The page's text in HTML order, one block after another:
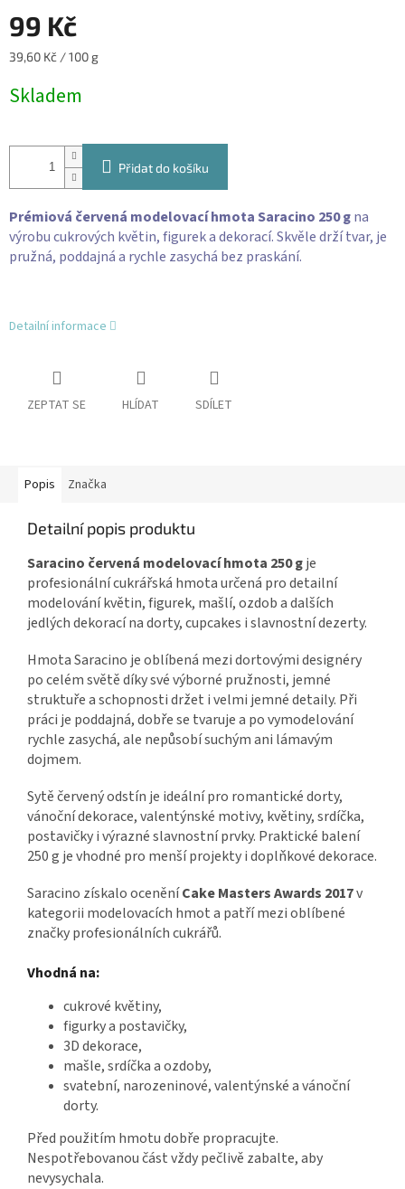
99 Kč
Měrná
39,60 Kč / 100 g
Skladem
Přidat do košíku
Prémiová červená modelovací hmota Saracino 250 gna
výrobu cukrových květin, figurek a dekorací. Skvěle drží tvar, je
pružná, poddajná a rychle zasychá bez praskání.
Detailní informace
ZEPTAT SE HLÍDAT SDÍLET
Popis Značka
Detailní popis produktu
Saracino červená modelovací hmota 250 gje
profesionální cukrářská hmota určená pro detailní
modelování květin, figurek, mašlí, ozdob a dalších
jedlých dekorací na dorty, cupcakes i slavnostní dezerty.
Hmota Saracino je oblíbená mezi dortovými designéry
po celém světě díky své výborné pružnosti, jemné
struktuře a schopnosti držet i velmi jemné detaily. Při
práci je poddajná, dobře se tvaruje a po vymodelování
rychle zasychá, ale nepůsobí suchým ani lámavým
dojmem.
Sytě červený odstín je ideální pro romantické dorty,
vánoční dekorace, valentýnské motivy, květiny, srdíčka,
postavičky i výrazné slavnostní prvky. Praktické balení
250 g je vhodné pro menší projekty i doplňkové dekorace.
Saracino získalo oceněníCake Masters Awards 2017v
kategorii modelovacích hmot a patří mezi oblíbené
značky profesionálních cukrářů.
Vhodná na:
cukrové květiny,
figurky a postavičky,
3D dekorace,
mašle, srdíčka a ozdoby,
svatební, narozeninové, valentýnské a vánoční
dorty.
Před použitím hmotu dobře propracujte.
Nespotřebovanou část vždy pečlivě zabalte, aby
nevysychala.